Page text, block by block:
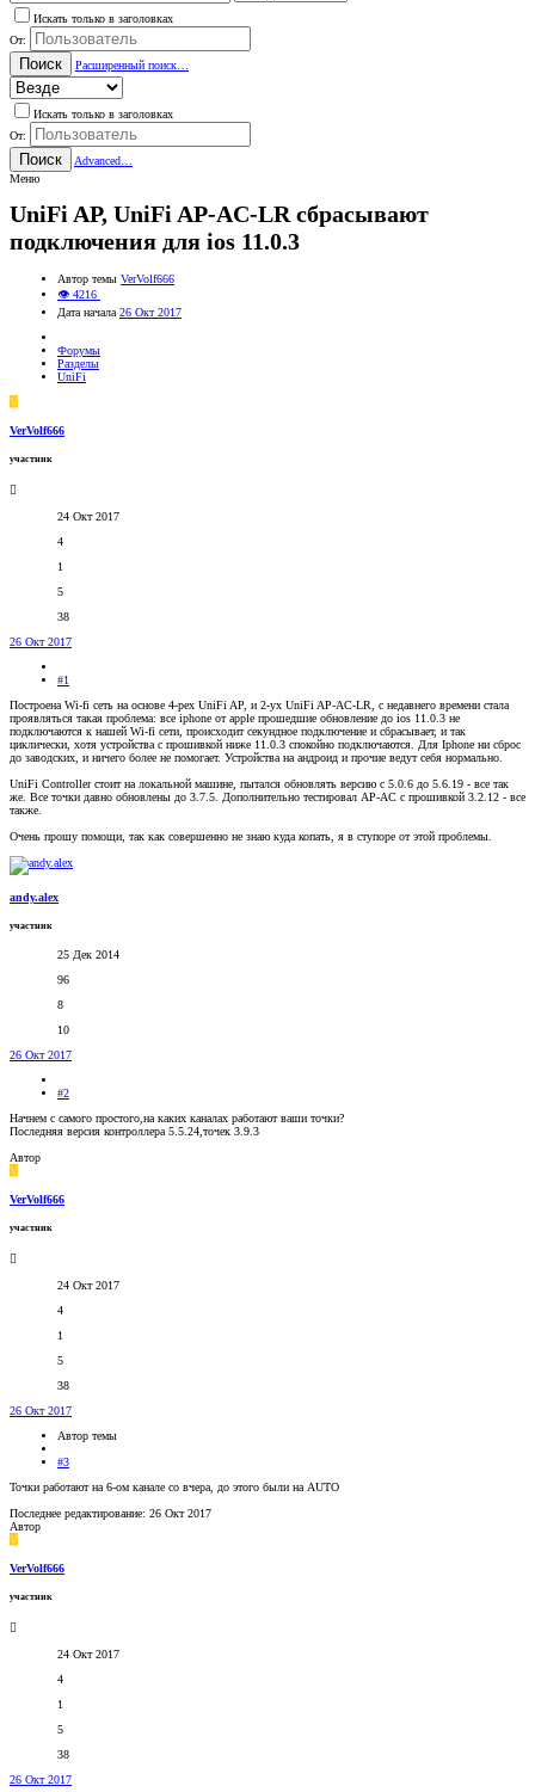
Искать только в заголовках
От:
Поиск Расширенный поиск…
Искать только в заголовках
От:
Поиск
Advanced…
Меню
UniFi AP, UniFi AP-AC-LR сбрасывают
подключения для ios 11.0.3
Автор темы VerVolf666
👁 4216
Дата начала 26 Окт 2017
Форумы
Разделы
UniFi
V
VerVolf666
участник
24 Окт 2017
4
1
5
38
26 Окт 2017
#1
Построена Wi-fi сеть на основе 4-рех UniFi AP, и 2-ух UniFi AP-AC-LR, с недавнего времени стала
проявляться такая проблема: все iphone от apple прошедшие обновление до ios 11.0.3 не
подключаются к нашей Wi-fi сети, происходит секундное подключение и сбрасывает, и так
циклически, хотя устройства с прошивкой ниже 11.0.3 спокойно подключаются. Для Iphone ни сброс
до заводских, и ничего более не помогает. Устройства на андроид и прочие ведут себя нормально.
UniFi Controller стоит на локальной машине, пытался обновлять версию c 5.0.6 до 5.6.19 - все так
же. Все точки давно обновлены до 3.7.5. Дополнительно тестировал AP-AC с прошивкой 3.2.12 - все
также.
Очень прошу помощи, так как совершенно не знаю куда копать, я в ступоре от этой проблемы.
andy.alex
участник
25 Дек 2014
96
8
10
26 Окт 2017
#2
Начнем с самого простого,на каких каналах работают ваши точки?
Последняя версия контроллера 5.5.24,точек 3.9.3
Автор
V
VerVolf666
участник
24 Окт 2017
4
1
5
38
26 Окт 2017
Автор темы
#3
Точки работают на 6-ом канале со вчера, до этого были на AUTO
Последнее редактирование: 26 Окт 2017
Автор
V
VerVolf666
участник
24 Окт 2017
4
1
5
38
26 Окт 2017